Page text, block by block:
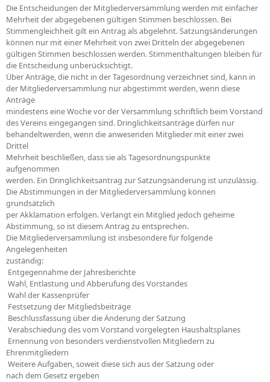
Die Entscheidungen der Mitgliederversammlung werden mit einfacher
Mehrheit der abgegebenen gültigen Stimmen beschlossen. Bei
Stimmengleichheit gilt ein Antrag als abgelehnt. Satzungsänderungen
können nur mit einer Mehrheit von zwei Dritteln der abgegebenen
gültigen Stimmen beschlossen werden. Stimmenthaltungen bleiben für
die Entscheidung unberücksichtigt.
Über Anträge, die nicht in der Tagesordnung verzeichnet sind, kann in
der Mitgliederversammlung nur abgestimmt werden, wenn diese
Anträge
mindestens eine Woche vor der Versammlung schriftlich beim Vorstand
des Vereins eingegangen sind. Dringlichkeitsanträge dürfen nur
behandeltwerden, wenn die anwesenden Mitglieder mit einer zwei
Drittel
Mehrheit beschließen, dass sie als Tagesordnungspunkte
aufgenommen
werden. Ein Dringlichkeitsantrag zur Satzungsänderung ist unzulässig.
Die Abstimmungen in der Mitgliederversammlung können
grundsätzlich
per Akklamation erfolgen. Verlangt ein Mitglied jedoch geheime
Abstimmung, so ist diesem Antrag zu entsprechen.
Die Mitgliederversammlung ist insbesondere für folgende
Angelegenheiten
zuständig:
 Entgegennahme der Jahresberichte
 Wahl, Entlastung und Abberufung des Vorstandes
 Wahl der Kassenprüfer
 Festsetzung der Mitgliedsbeiträge
 Beschlussfassung über die Änderung der Satzung
 Verabschiedung des vom Vorstand vorgelegten Haushaltsplanes
 Ernennung von besonders verdienstvollen Mitgliedern zu
Ehrenmitgliedern
 Weitere Aufgaben, soweit diese sich aus der Satzung oder
nach dem Gesetz ergeben